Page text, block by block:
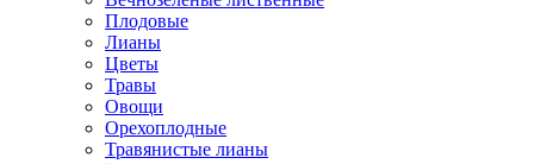
Плодовые
Лианы
Цветы
Травы
Овощи
Орехоплодные
Травянистые лианы